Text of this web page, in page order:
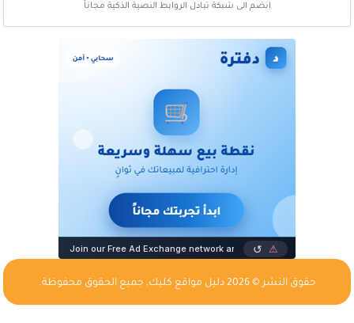
انضم الى شبكة تبادل الروابط النصية الذكية مجاناً
حقوق النشر © 2026 دليل مواقع كليك, جميع الحقوق محفوظة.